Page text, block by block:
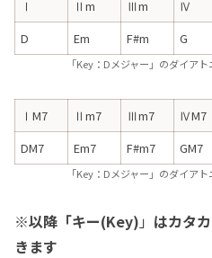
Ⅰ Ⅱm Ⅲm Ⅳ
D
Em F#m G
「Key：Dメジャー」のダイア
ⅠM7 Ⅱm7 Ⅲm7 ⅣM7
DM7
Em7 F#m7 GM7
「Key：Dメジャー」のダイア
※以降「キー(Key) 」 はカタ
きます